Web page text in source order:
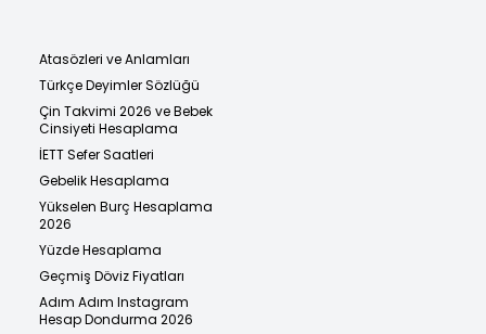
Atasözleri ve Anlamları
Türkçe Deyimler Sözlüğü
Çin Takvimi 2026 ve Bebek
Cinsiyeti Hesaplama
İETT Sefer Saatleri
Gebelik Hesaplama
Yükselen Burç Hesaplama
2026
Yüzde Hesaplama
Geçmiş Döviz Fiyatları
Adım Adım Instagram
Hesap Dondurma 2026